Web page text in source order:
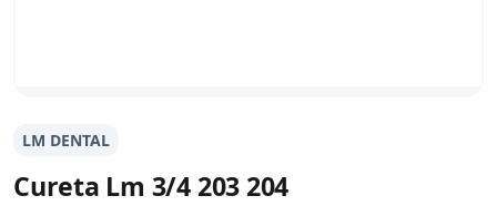
LM DENTAL
Cureta Lm 3/4 203 204